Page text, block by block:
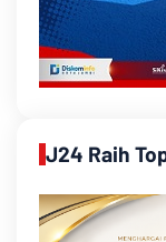
J24 Raih